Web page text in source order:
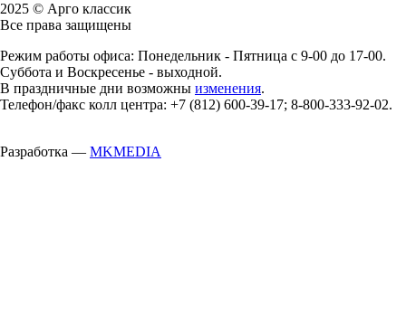
2025 © Арго классик
Все права защищены
Режим работы офиса: Понедельник - Пятница с 9-00 до 17-00.
Суббота и Воскресенье - выходной.
В праздничные дни возможны изменения.
Телефон/факс колл центра: +7 (812) 600-39-17; 8-800-333-92-02.
Разработка — MKMEDIA